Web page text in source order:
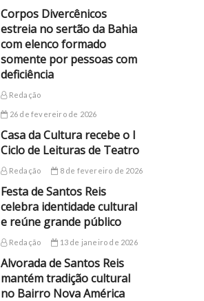
Corpos Divercênicos
estreia no sertão da Bahia
com elenco formado
somente por pessoas com
deficiência
Redação
26 de fevereiro de 2026
Casa da Cultura recebe o I
Ciclo de Leituras de Teatro
Redação 8 de fevereiro de 2026
Festa de Santos Reis
celebra identidade cultural
e reúne grande público
Redação 13 de janeiro de 2026
Alvorada de Santos Reis
mantém tradição cultural
no Bairro Nova América